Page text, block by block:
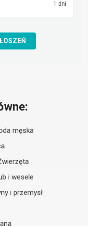
1 dni
męska
i wesele
i przemysł